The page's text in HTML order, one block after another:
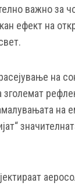
важно за
ефект на
на
на